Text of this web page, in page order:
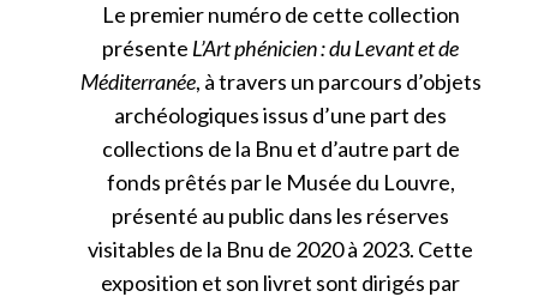
Le premier numéro de cette collection
présente L’Art phénicien : du Levant et de
Méditerranée, à travers un parcours d’objets
archéologiques issus d’une part des
collections de la Bnu et d’autre part de
fonds prêtés par le Musée du Louvre,
présenté au public dans les réserves
visitables de la Bnu de 2020 à 2023. Cette
exposition et son livret sont dirigés par